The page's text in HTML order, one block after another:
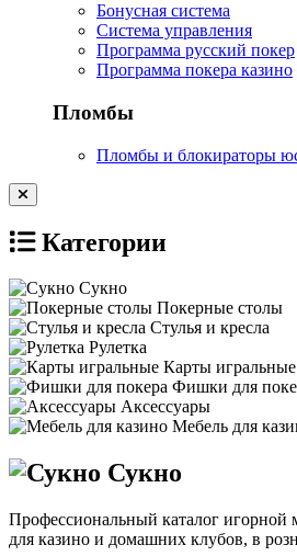
Бонусная система
Система управления
Программа русский покер
Программа покера казино
Пломбы
Пломбы и блокираторы
Категории
Сукно
Покерные столы
Стулья и кресла
Рулетка
Карты игральные
Фишки для
Аксессуары
Мебель для
Сукно
Профессиональный каталог игорной
для казино и домашних клубов, в